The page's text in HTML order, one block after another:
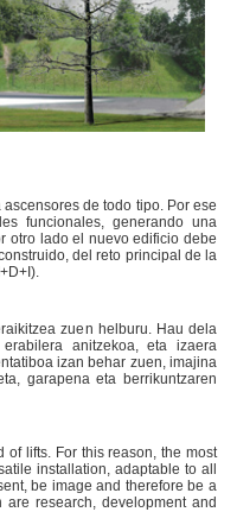
de todo tipo. Por ese
funcionales, generando una
otro lado el nuevo edificio debe
del reto principal de la
zuen helburu. Hau dela
anitzekoa, eta izaera
izan behar zuen, imajina
garapena eta berrikuntzaren
of lifts. For this reason, the most
installation, adaptable to all
be image and therefore be a
research, development and